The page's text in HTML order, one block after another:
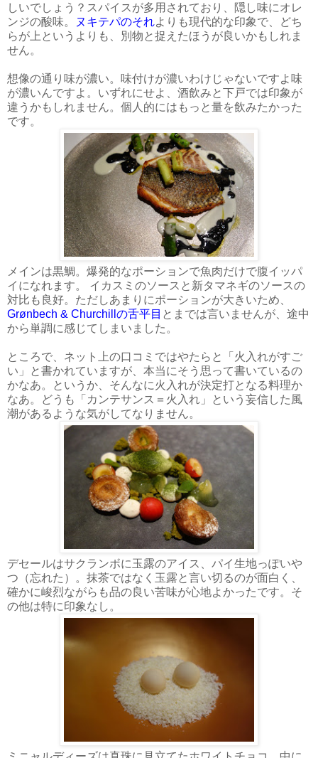
しいでしょう？スパイスが多用されており、隠し味にオレ
ンジの酸味。
ヌキテパのそれよりも現代的な印象で、どち
らが上というよりも、別物と捉えたほうが良いかもしれま
せん。
想像の通り味が濃い。味付けが濃いわけじゃないですよ味
が濃いんですよ。いずれにせよ、酒飲みと下戸では印象が
違うかもしれません。個人的にはもっと量を飲みたかった
です。
メインは黒鯛。爆発的なポーションで魚肉だけで腹イッパ
イになれます。 イカスミのソースと新タマネギのソースの
対比も良好。ただしあまりにポーションが大きいため、
Grønbech & Churchillの舌平目 とまでは言いませんが、途中
から単調に感じてしまいました。
ところで、ネット上の口コミではやたらと「火入れがすご
い」と書かれていますが、本当にそう思って書いているの
かなあ。というか、そんなに火入れが決定打となる料理か
なあ。どうも「カンテサンス＝火入れ」という妄信した風
潮があるような気がしてなりません。
デセールはサクランボに玉露のアイス、パイ生地っぽいや
つ（忘れた）。抹茶ではなく玉露と言い切るのが面白く、
確かに峻烈ながらも品の良い苦味が心地よかったです。そ
の他は特に印象なし。